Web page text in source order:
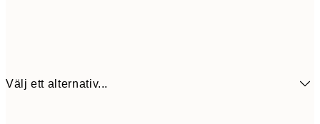
Välj ett alternativ...